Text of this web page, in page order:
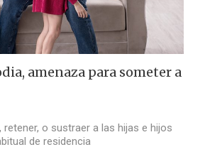
amenaza para someter a
o sustraer a las hijas e hijos
de residencia